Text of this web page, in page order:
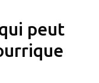
peut